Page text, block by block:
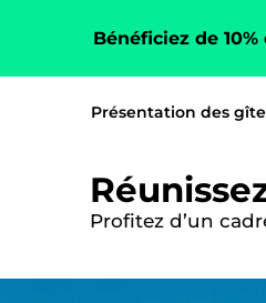
Présentation des
Profitez d’un
Bénéficiez de